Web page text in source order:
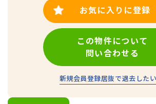
お気に入りに登録
この物件について
問い合わせる
新規会員登録居抜で退去した